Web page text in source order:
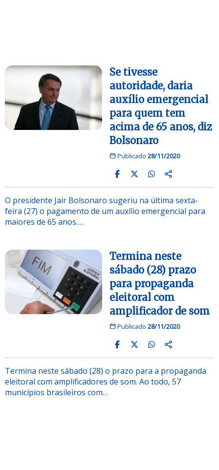
Se tivesse
autoridade, daria
auxílio emergencial
para quem tem
acima de 65 anos, diz
Bolsonaro
Publicado 28/11/2020
O presidente Jair Bolsonaro sugeriu na última sexta-
feira (27) o pagamento de um auxílio emergencial para
maiores de 65 anos….
Termina neste
sábado (28) prazo
para propaganda
eleitoral com
amplificador de som
Publicado 28/11/2020
Termina neste sábado (28) o prazo para a propaganda
eleitoral com amplificadores de som. Ao todo, 57
municípios brasileiros com…